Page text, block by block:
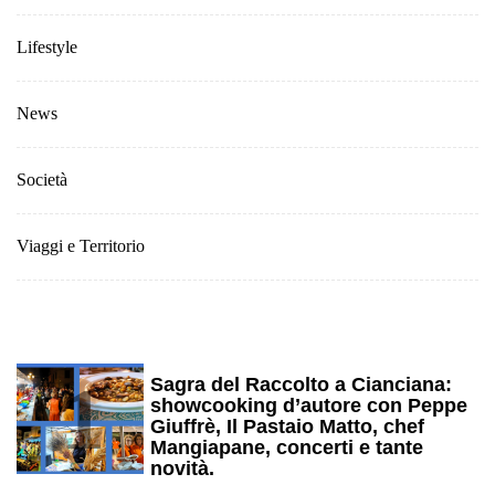
Lifestyle
News
Società
Viaggi e Territorio
1
Sagra del Raccolto a Cianciana:
showcooking d’autore con Peppe
Giuffrè, Il Pastaio Matto, chef
Mangiapane, concerti e tante
novità.